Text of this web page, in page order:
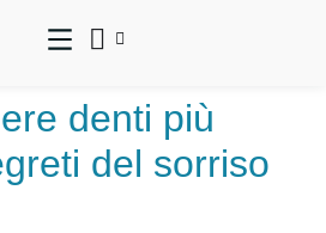
denti più
del sorriso